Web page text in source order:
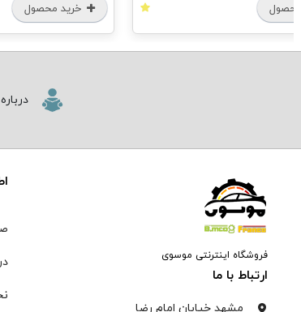
خرید محصول
فروشگاه اینترنتی موسوی
ارتباط با ما
مشهد خیابان امام رضا